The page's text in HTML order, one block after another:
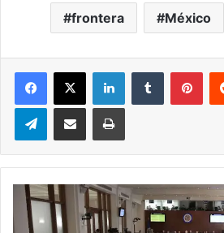
frontera México
LinkedInTumblr
TelegramCompartir via correo electrónicoImpresión
Aprobada
resolución
que